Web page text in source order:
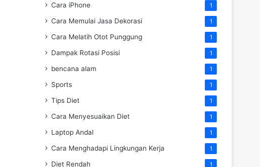
Cara iPhone 1
Cara Memulai Jasa Dekorasi 1
Cara Melatih Otot Punggung 1
Dampak Rotasi Posisi 1
bencana alam 1
Sports 1
Tips Diet 1
Cara Menyesuaikan Diet 1
Laptop Andal 1
Cara Menghadapi Lingkungan Kerja 1
Diet Rendah 1